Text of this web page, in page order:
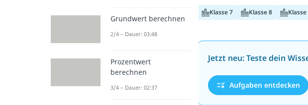
Klasse 7 Klasse 8 Klasse
Jetzt neu: Teste dein
Aufgaben entdecken
Grundwert berechnen
2/4 – Dauer: 03:48
Prozentwert
berechnen
3/4 – Dauer: 02:37